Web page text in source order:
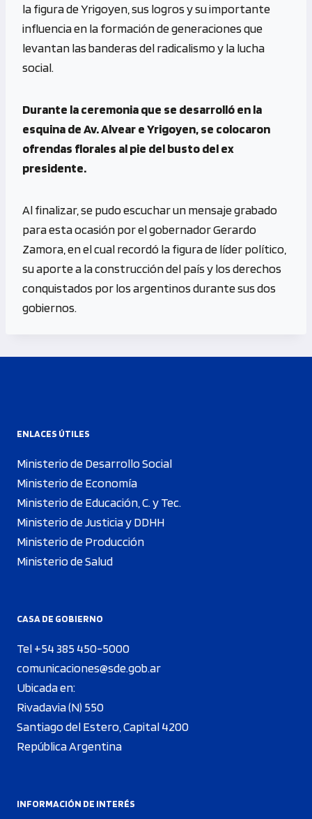
la figura de Yrigoyen, sus logros y su importante
influencia en la formación de generaciones que
levantan las banderas del radicalismo y la lucha
social.
Durante la ceremonia que se desarrolló en la
esquina de Av. Alvear e Yrigoyen, se colocaron
ofrendas florales al pie del busto del ex
presidente.
Al finalizar, se pudo escuchar un mensaje grabado
para esta ocasión por el gobernador Gerardo
Zamora, en el cual recordó la figura de líder político,
su aporte a la construcción del país y los derechos
conquistados por los argentinos durante sus dos
gobiernos.
ENLACES ÚTILES
Ministerio de Desarrollo Social
Ministerio de Economía
Ministerio de Educación, C. y Tec.
Ministerio de Justicia y DDHH
Ministerio de Producción
Ministerio de Salud
CASA DE GOBIERNO
Tel +54 385 450-5000
comunicaciones@sde.gob.ar
Ubicada en:
Rivadavia (N) 550
Santiago del Estero, Capital 4200
República Argentina
INFORMACIÓN DE INTERÉS